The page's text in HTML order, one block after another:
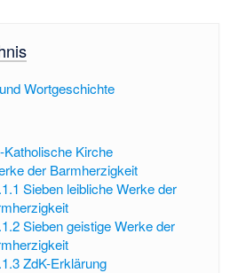
Wortgeschichte
Kirche
der Barmherzigkeit
Sieben leibliche Werke der
Sieben geistige Werke der
ZdK-Erklärung